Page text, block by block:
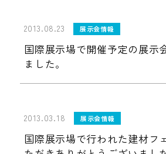
2013.08.23 展示会情報
国際展示場で開催予定の展示
ました。
2013.03.18 展示会情報
国際展示場で行われた建材フ